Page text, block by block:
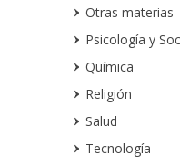
Otras materias
Psicología y
Química
Religión
Salud
Tecnología